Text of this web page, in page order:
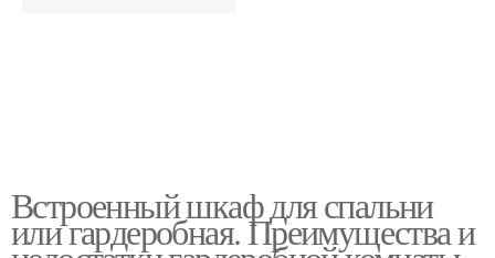
Встроенный шкаф для спальни
или гардеробная. Преимущества и